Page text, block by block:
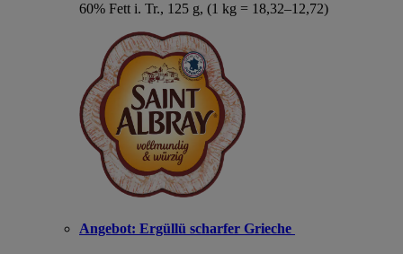
60% Fett i. Tr., 125 g, (1 kg = 18,32–12,72)
Angebot: Ergüllü scharfer Grieche